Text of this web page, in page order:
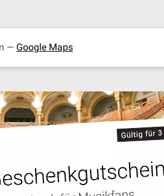
— Google Maps